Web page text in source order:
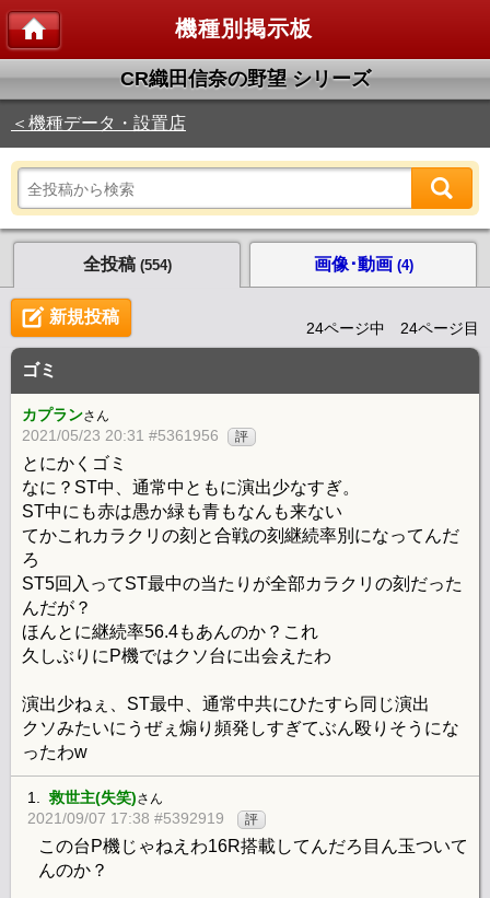
機種別掲示板
CR織田信奈の野望 シリーズ
＜機種データ・設置店
全投稿 (554) 画像･動画 (4)
新規投稿
24ページ中 24ページ目
ゴミ
カプランさん
2021/05/23 20:31 #5361956 評
とにかくゴミ
なに？ST中、通常中ともに演出少なすぎ。
ST中にも赤は愚か緑も青もなんも来ない
てかこれカラクリの刻と合戦の刻継続率別になってんだ
ろ
ST5回入ってST最中の当たりが全部カラクリの刻だった
んだが？
ほんとに継続率56.4もあんのか？これ
久しぶりにP機ではクソ台に出会えたわ
演出少ねぇ、ST最中、通常中共にひたすら同じ演出
クソみたいにうぜぇ煽り頻発しすぎてぶん殴りそうにな
ったわw
1.救世主(失笑)さん
2021/09/07 17:38 #5392919 評
この台P機じゃねえわ16R搭載してんだろ目ん玉ついて
んのか？